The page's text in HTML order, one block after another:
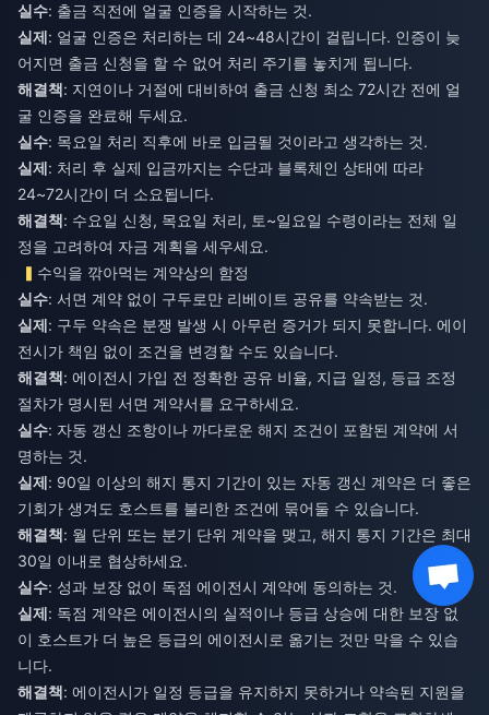
실수: 출금 직전에 얼굴 인증을 시작하는 것.
실제: 얼굴 인증은 처리하는 데 24~48시간이 걸립니다. 인증이 늦
어지면 출금 신청을 할 수 없어 처리 주기를 놓치게 됩니다.
해결책: 지연이나 거절에 대비하여 출금 신청 최소 72시간 전에 얼
굴 인증을 완료해 두세요.
실수: 목요일 처리 직후에 바로 입금될 것이라고 생각하는 것.
실제: 처리 후 실제 입금까지는 수단과 블록체인 상태에 따라
24~72시간이 더 소요됩니다.
해결책: 수요일 신청, 목요일 처리, 토~일요일 수령이라는 전체 일
정을 고려하여 자금 계획을 세우세요.
수익을 깎아먹는 계약상의 함정
실수: 서면 계약 없이 구두로만 리베이트 공유를 약속받는 것.
실제: 구두 약속은 분쟁 발생 시 아무런 증거가 되지 못합니다. 에이
전시가 책임 없이 조건을 변경할 수도 있습니다.
해결책: 에이전시 가입 전 정확한 공유 비율, 지급 일정, 등급 조정
절차가 명시된 서면 계약서를 요구하세요.
실수: 자동 갱신 조항이나 까다로운 해지 조건이 포함된 계약에 서
명하는 것.
실제: 90일 이상의 해지 통지 기간이 있는 자동 갱신 계약은 더 좋은
기회가 생겨도 호스트를 불리한 조건에 묶어둘 수 있습니다.
해결책: 월 단위 또는 분기 단위 계약을 맺고, 해지 통지 기간은 최대
30일 이내로 협상하세요.
실수: 성과 보장 없이 독점 에이전시 계약에 동의하는 것.
실제: 독점 계약은 에이전시의 실적이나 등급 상승에 대한 보장 없
이 호스트가 더 높은 등급의 에이전시로 옮기는 것만 막을 수 있습
니다.
해결책: 에이전시가 일정 등급을 유지하지 못하거나 약속된 지원을